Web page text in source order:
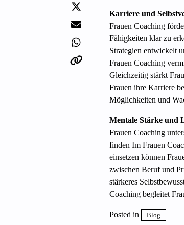
Karriere und
Frauen Coaching
Fähigkeiten klar zu
Strategien entwickelt
Frauen Coaching
Gleichzeitig stärkt
Frauen ihre Karriere
Möglichkeiten und
Mentale Stärke und
Frauen Coaching
finden Im Frauen
einsetzen können
zwischen Beruf und
stärkeres
Coaching begleitet
Posted in Blog